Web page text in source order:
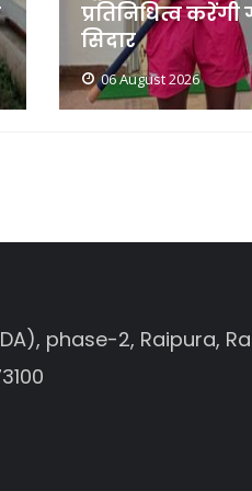
प्रतिनिधित्व
सिदार
06 August 2026
phase-2, Raipura,